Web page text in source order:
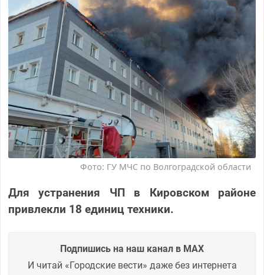
Фото: ГУ МЧС по Волгоградской области
Для устранения ЧП в Кировском районе
привлекли 18 единиц техники.
Подпишись на наш канал в MAX
И читай «Городские вести» даже без интернета